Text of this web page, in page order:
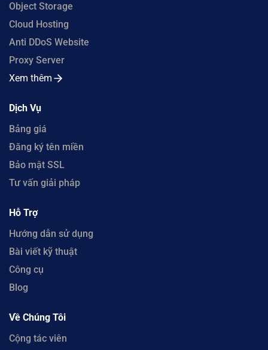
Object Storage
Cloud Hosting
Anti DDoS Website
Proxy Server
Xem thêm
Dịch Vụ
Bảng giá
Đăng ký tên miền
Bảo mật SSL
Tư vấn giải pháp
Hỗ Trợ
Hướng dẫn sử dụng
Bài viết kỹ thuật
Công cụ
Blog
Về Chúng Tôi
Cộng tác viên